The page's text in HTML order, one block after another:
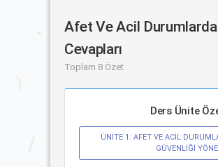
Afet Ve Acil Durumlarda
Cevapları
Toplam 8 Özet
Ders Ünite
ÜNİTE 1: AFET VE ACİL
GÜVENLİĞİ